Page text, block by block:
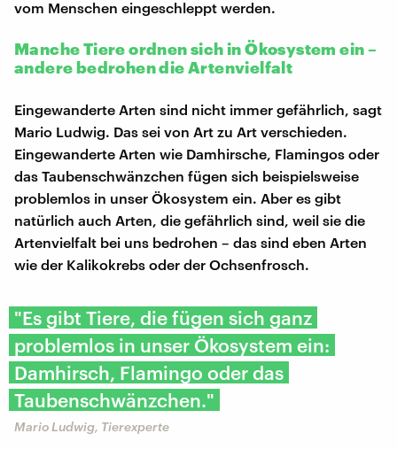
vom Menschen eingeschleppt werden.
Manche Tiere ordnen sich in Ökosystem ein –
andere bedrohen die Artenvielfalt
Eingewanderte Arten sind nicht immer gefährlich, sagt
Mario Ludwig. Das sei von Art zu Art verschieden.
Eingewanderte Arten wie Damhirsche, Flamingos oder
das Taubenschwänzchen fügen sich beispielsweise
problemlos in unser Ökosystem ein. Aber es gibt
natürlich auch Arten, die gefährlich sind, weil sie die
Artenvielfalt bei uns bedrohen – das sind eben Arten
wie der Kalikokrebs oder der Ochsenfrosch.
"Es gibt Tiere, die fügen sich ganz
problemlos in unser Ökosystem ein:
Damhirsch, Flamingo oder das
Taubenschwänzchen."
Mario Ludwig, Tierexperte